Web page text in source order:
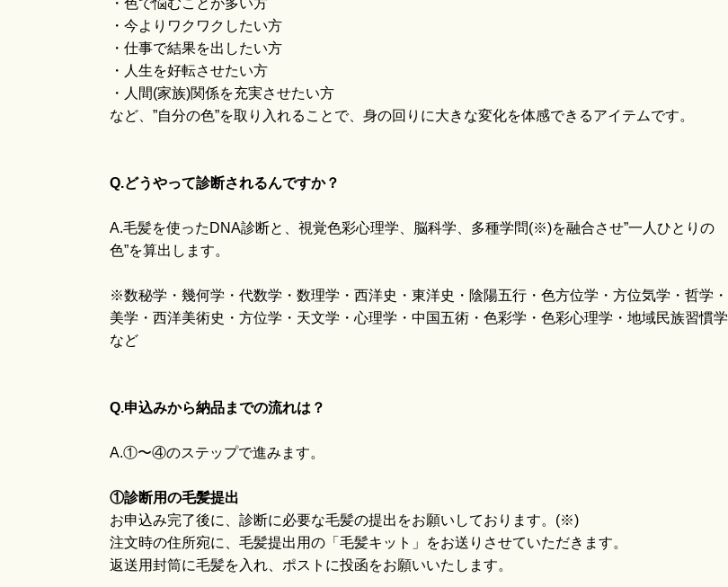
・色で悩むことが多い方
・今よりワクワクしたい方
・仕事で結果を出したい方
・人生を好転させたい方
・人間(家族)関係を充実させたい方
など、”自分の色”を取り入れることで、身の回りに大きな変化を体感できるアイテムです。
Q.どうやって診断されるんですか？
A.毛髪を使ったDNA診断と、視覚色彩心理学、脳科学、多種学問(※)を融合させ”一人ひとりの
色”を算出します。
※数秘学・幾何学・代数学・数理学・西洋史・東洋史・陰陽五行・色方位学・方位気学・哲学・
美学・西洋美術史・方位学・天文学・心理学・中国五術・色彩学・色彩心理学・地域民族習慣学
など
Q.申込みから納品までの流れは？
A.①〜④のステップで進みます。
①診断用の毛髪提出
お申込み完了後に、診断に必要な毛髪の提出をお願いしております。(※)
注文時の住所宛に、毛髪提出用の「毛髪キット」をお送りさせていただきます。
返送用封筒に毛髪を入れ、ポストに投函をお願いいたします。